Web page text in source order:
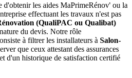
d'obtenir les aides MaPrimeRénov' ou la
effectuant les travaux n'est pas
(QualiPAC ou Qualibat)
du devis. Notre rôle
à filtrer les installateurs à Salon-
que ceux attestant des assurances
d'un historique de satisfaction certifié